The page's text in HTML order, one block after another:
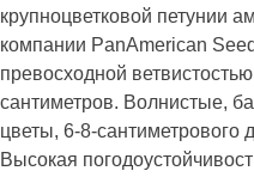
крупноцветковой петунии
компании PanAmerican
превосходной
сантиметров. Волнистые,
цветы, 6-8-сантиметрового
Высокая